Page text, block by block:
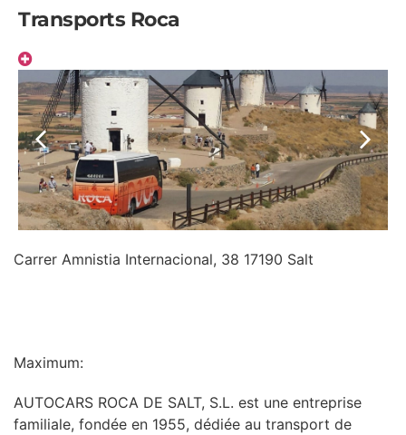
Transports Roca
Carrer Amnistia Internacional, 38 17190 Salt
Maximum:
AUTOCARS ROCA DE SALT, S.L. est une entreprise
familiale, fondée en 1955, dédiée au transport de